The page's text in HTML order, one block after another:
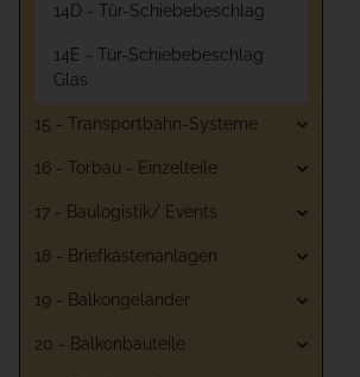
14D - Tür-Schiebebeschlag
14E - Tür-Schiebebeschlag
Glas
15 - Transportbahn-Systeme
16 - Torbau - Einzelteile
17 - Baulogistik/ Events
18 - Briefkästenanlagen
19 - Balkongeländer
20 - Balkonbauteile